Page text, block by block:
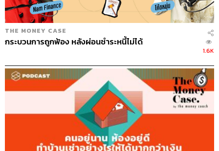
THE MONEY CASE
กระบวนการถูกฟ้อง หลังผ่อนชำระหนี้ไม่ได้
1.6K